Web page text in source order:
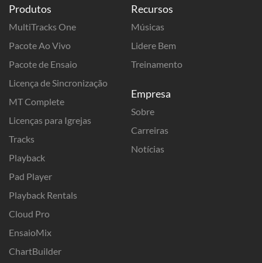
Produtos
MultiTracks One
Pacote Ao Vivo
Pacote de Ensaio
Licença de Sincronização
MT Complete
Licenças para Igrejas
Tracks
Playback
Pad Player
Playback Rentals
Cloud Pro
EnsaioMix
ChartBuilder
Recursos
Músicas
Lidere Bem
Treinamento
Empresa
Sobre
Carreiras
Notícias